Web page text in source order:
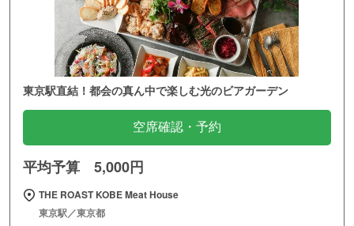
東京駅直結！都会の真ん中で楽しむ光のビアガーデン
空席確認・予約
平均予算 5,000円
THE ROAST KOBE Meat House
東京駅／東京都